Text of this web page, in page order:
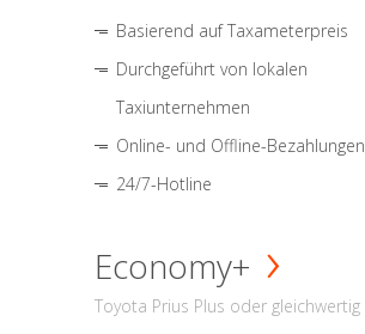
Basierend auf Taxameterpreis
Durchgeführt von lokalen
Taxiunternehmen
Online- und Offline-Bezahlungen
24/7-Hotline
Economy+
Toyota Prius Plus oder gleichwertig